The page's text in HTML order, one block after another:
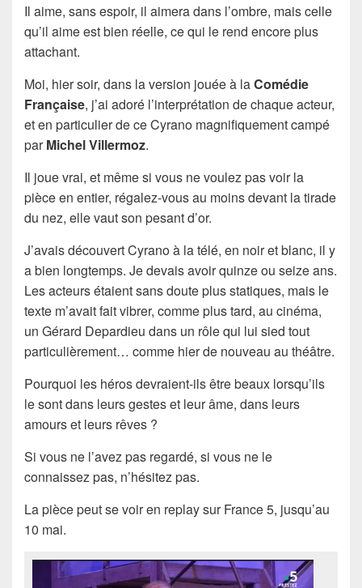
Il aime, sans espoir, il aimera dans l’ombre, mais celle
qu’il aime est bien réelle, ce qui le rend encore plus
attachant.
Moi, hier soir, dans la version jouée à laComédie
Française, j’ai adoré l’interprétation de chaque acteur,
et en particulier de ce Cyrano magnifiquement campé
parMichel Villermoz.
Il joue vrai, et même si vous ne voulez pas voir la
pièce en entier, régalez-vous au moins devant la tirade
du nez, elle vaut son pesant d’or.
J’avais découvert Cyrano à la télé, en noir et blanc, il y
a bien longtemps. Je devais avoir quinze ou seize ans.
Les acteurs étaient sans doute plus statiques, mais le
texte m’avait fait vibrer, comme plus tard, au cinéma,
un Gérard Depardieu dans un rôle qui lui sied tout
particulièrement… comme hier de nouveau au théâtre.
Pourquoi les héros devraient-ils être beaux lorsqu’ils
le sont dans leurs gestes et leur âme, dans leurs
amours et leurs rêves ?
Si vous ne l’avez pas regardé, si vous ne le
connaissez pas, n’hésitez pas.
La pièce peut se voir en replay sur France 5, jusqu’au
10 mai.